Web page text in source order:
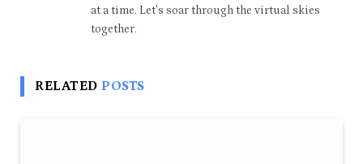
at a time. Let's soar through the virtual skies
together.
RELATED POSTS